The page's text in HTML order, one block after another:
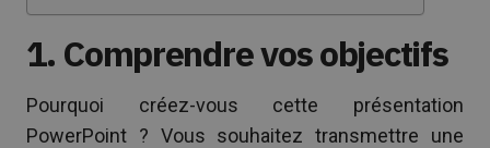
1. Comprendre vos objectifs
Pourquoi créez-vous cette présentation
PowerPoint ? Vous souhaitez transmettre une